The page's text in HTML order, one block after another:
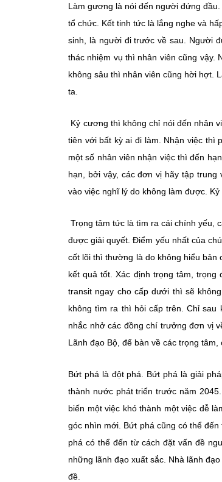
Làm gương là nói đến người đứng
tổ chức. Kết tinh tức là lắng nghe và
sinh, là người đi trước về sau. Người
thác nhiệm vụ thì nhân viên cũng vậy.
không sâu thì nhân viên cũng hời hợt.
ta.
Kỷ cương thì không chỉ nói đến nhân
tiên với bất kỳ ai đi làm. Nhận việc thì
một số nhân viên nhận việc thì đến
hạn, bởi vậy, các đơn vị hãy tập
vào việc nghĩ lý do không làm được.
Trọng tâm tức là tìm ra cái chính yếu,
được giải quyết. Điểm yếu nhất của
cốt lõi thì thường là do không hiểu
kết quả tốt. Xác định trọng tâm,
transit ngay cho cấp dưới thì sẽ
không tìm ra thì hỏi cấp trên. Chỉ
nhắc nhở các đồng chí trưởng đơn vị
Lãnh đạo Bộ, để bàn về các trọng
Bứt phá là đột phá. Bứt phá là giải
thành nước phát triển trước năm
biến một việc khó thành một việc dễ
góc nhìn mới. Bứt phá cũng có thể
phá có thể đến từ cách đặt vấn đề
những lãnh đạo xuất sắc. Nhà lãnh
đề.